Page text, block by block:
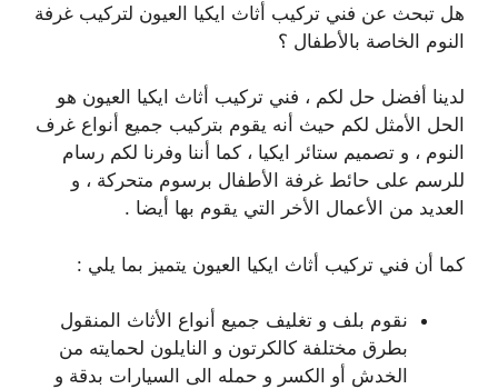
هل تبحث عن فني تركيب أثاث ايكيا العيون لتركيب غرفة
النوم الخاصة بالأطفال ؟
لدينا أفضل حل لكم ، فني تركيب أثاث ايكيا العيون هو
الحل الأمثل لكم حيث أنه يقوم بتركيب جميع أنواع غرف
النوم ، و تصميم ستائر ايكيا ، كما أننا وفرنا لكم رسام
للرسم على حائط غرفة الأطفال برسوم متحركة ، و
العديد من الأعمال الأخر التي يقوم بها أيضا .
كما أن فني تركيب أثاث ايكيا العيون يتميز بما يلي :
نقوم بلف و تغليف جميع أنواع الأثاث المنقول
بطرق مختلفة كالكرتون و النايلون لحمايته من
الخدش أو الكسر و حمله الى السيارات بدقة و